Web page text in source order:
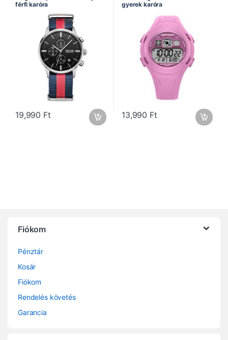
férfi karóra
19,990 Ft
gyerek karóra
13,990 Ft
Fiókom
Pénztár
Kosár
Fiókom
Rendelés követés
Garancia